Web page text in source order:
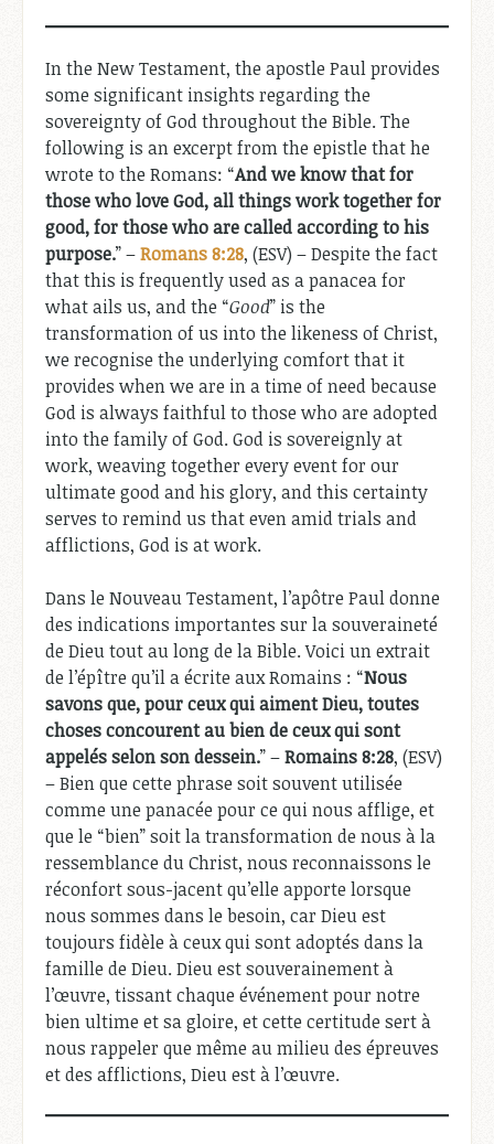
In the New Testament, the apostle Paul provides
some significant insights regarding the
sovereignty of God throughout the Bible. The
following is an excerpt from the epistle that he
wrote to the Romans: “And we know that for
those who love God, all things work together for
good, for those who are called according to his
purpose.” –Romans 8:28, (ESV) – Despite the fact
that this is frequently used as a panacea for
what ails us, and the “Good” is the
transformation of us into the likeness of Christ,
we recognise the underlying comfort that it
provides when we are in a time of need because
God is always faithful to those who are adopted
into the family of God. God is sovereignly at
work, weaving together every event for our
ultimate good and his glory, and this certainty
serves to remind us that even amid trials and
afflictions, God is at work.
Dans le Nouveau Testament, l’apôtre Paul donne
des indications importantes sur la souveraineté
de Dieu tout au long de la Bible. Voici un extrait
de l’épître qu’il a écrite aux Romains : “Nous
savons que, pour ceux qui aiment Dieu, toutes
choses concourent au bien de ceux qui sont
appelés selon son dessein.” –Romains 8:28, (ESV)
– Bien que cette phrase soit souvent utilisée
comme une panacée pour ce qui nous afflige, et
que le “bien” soit la transformation de nous à la
ressemblance du Christ, nous reconnaissons le
réconfort sous-jacent qu’elle apporte lorsque
nous sommes dans le besoin, car Dieu est
toujours fidèle à ceux qui sont adoptés dans la
famille de Dieu. Dieu est souverainement à
l’œuvre, tissant chaque événement pour notre
bien ultime et sa gloire, et cette certitude sert à
nous rappeler que même au milieu des épreuves
et des afflictions, Dieu est à l’œuvre.